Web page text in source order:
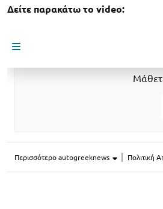
Δείτε παρακάτω το video: